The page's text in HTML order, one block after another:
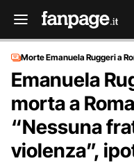
Morte Emanuela Ruggeri a
Emanuela
morta a
“Nessuna
violenza”,